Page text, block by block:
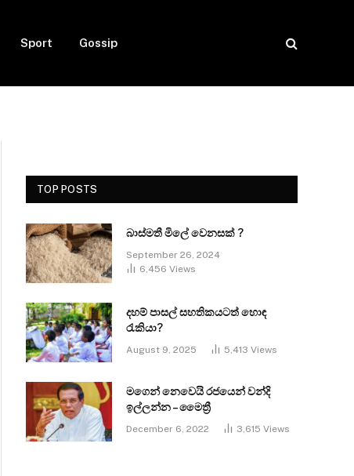
Sport Gossip
TOP POSTS
බාස්මතී මිලේ වෙනසක් ?
September 26, 2024
6,456 Views
දහම් පාසල් සහතිකයටත් හොඳ
රැකියා?
August 9, 2025 5,413 Views
මගෙන් නෙවෙයි රජයෙන් වන්දි
ඉල්ලන්න – මෛත්‍රී
December 6, 2022 3,615 Views